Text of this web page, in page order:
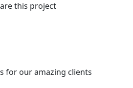
this project
for our amazing clients